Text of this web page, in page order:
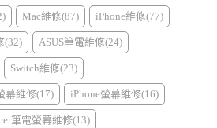
Mac維修(87) iPhone維修(77)
(32) ASUS筆電維修(24)
Switch維修(23)
幕維修(17) iPhone螢幕維修(16)
筆電螢幕維修(13)